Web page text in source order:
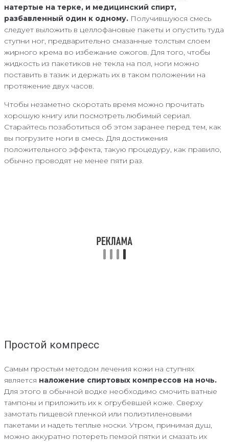
натертые на терке, и медицинский спирт,
разбавленный один к одному. Получившуюся смесь
следует выложить в целлофановые пакеты и опустить туда
ступни ног, предварительно смазанные толстым слоем
жирного крема во избежание ожогов. Для того, чтобы
жидкость из пакетиков не текла на пол, ноги можно
поставить в тазик и держать их в таком положении на
протяжение двух часов.
Чтобы незаметно скоротать время можно прочитать
хорошую книгу или посмотреть любимый сериал.
Старайтесь позаботиться об этом заранее перед тем, как
вы погрузите ноги в смесь. Для достижения
положительного эффекта, такую процедуру, как правило,
обычно проводят не менее пяти раз.
Простой компресс
Самым простым методом лечения кожи на ступнях
является наложение спиртовых компрессов на ночь.
Для этого в обычной водке необходимо смочить ватные
тампоны и приложить их к огрубевшей коже. Сверху
замотать пищевой пленкой или полиэтиленовыми
пакетами и надеть теплые носки. Утром, принимая душ,
можно аккуратно потереть пемзой пятки и смазать их